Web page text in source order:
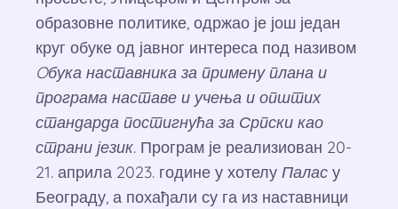
образовне политике, одржао је још један
круг обуке од јавног интереса под називом
Oбука наставника за примену плана и
програма наставе и учења и општих
стандарда постигнућа за Српски као
страни језик. Програм је реализиован 20-
21. априла 2023. године у хотелу Палас у
Београду, а похађали су га из наставници